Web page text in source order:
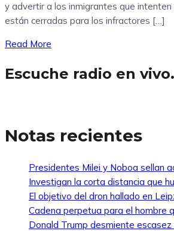
y advertir a los inmigrantes que
están cerradas para los infractores […]
Read More
Escuche radio en
Notas recientes
Presidentes Milei y Noboa sellan
Investigan la corta distancia que
El objetivo del dron hallado en
Cadena perpetua para el hombre
Donald Trump desmiente